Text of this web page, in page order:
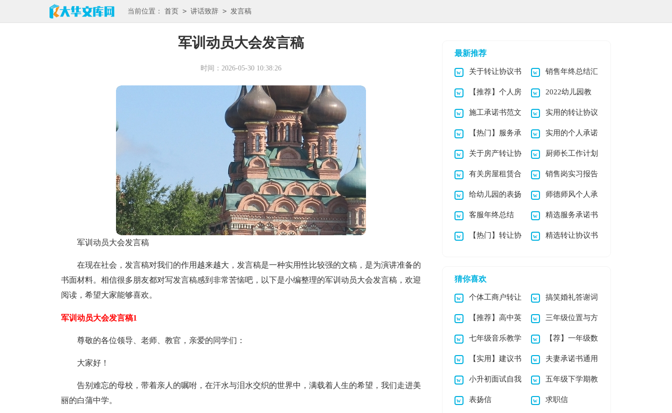
当前位置： 首页 > 讲话致辞 > 发言稿
军训动员大会发言稿
时间：2026-05-30 10:38:26
军训动员大会发言稿
在现在社会，发言稿对我们的作用越来越大，发言稿是一种实用性比较强的文稿，是为演讲准备的
书面材料。相信很多朋友都对写发言稿感到非常苦恼吧，以下是小编整理的军训动员大会发言稿，欢迎
阅读，希望大家能够喜欢。
军训动员大会发言稿1
尊敬的各位领导、老师、教官，亲爱的同学们：
大家好！
告别难忘的母校，带着亲人的嘱咐，在汗水与泪水交织的世界中，满载着人生的希望，我们走进美
丽的白蒲中学。
最新推荐
关于转让协议书
模板集合8篇
销售年终总结汇
编15篇
【推荐】个人房
屋租赁合同模板集合
7篇
2022幼儿园教
师年终总结
施工承诺书范文
锦集五篇
实用的转让协议
书范文6篇
【热门】服务承
诺书模板六篇
实用的个人承诺
书3篇
关于房产转让协
议书模板合集4篇
厨师长工作计划
有关房屋租赁合
同模板合集8篇
销售岗实习报告
汇总七篇
给幼儿园的表扬
信范文合集6篇
师德师风个人承
诺书范文7篇
客服年终总结
(15篇)
精选服务承诺书
模板汇编7篇
【热门】转让协 精选转让协议书
猜你喜欢
个体工商户转让
协议
搞笑婚礼答谢词
【推荐】高中英
语梦想作文4篇
三年级位置与方
向试题
七年级音乐教学
总结
【荐】一年级数
学教学计划
【实用】建议书
作文300字4篇
夫妻承诺书通用
小升初面试自我
介绍(集合15篇)
五年级下学期教
学计划集锦6篇
表扬信 求职信